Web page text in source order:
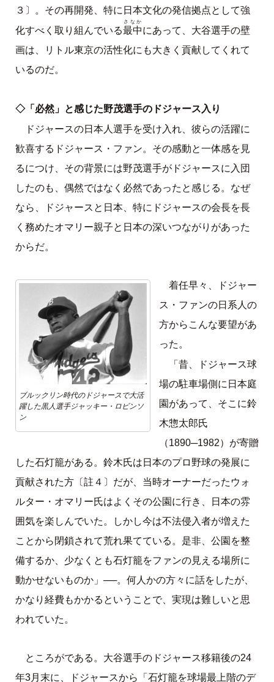
３〕。その再開発、特に日本文化の発信拠点として強
化すべく取り組んでいる最中
さなか
にあって、大谷選手の壁
画は、リトル東京の活性化にも大きく貢献してくれて
いるのだ。
◇「必然」と感じた野茂選手のドジャース入り
ドジャースの日本人選手を受け入れ、彼らの活躍に
歓喜するドジャース・ファン。その感動と一体感を見
るにつけ、その背景には野茂選手がドジャースに入団
したのも、偶然ではなく必然であったと感じる。なぜ
なら、ドジャースと日本、特にドジャースの会長を長
く務めたオマリー親子と日本の深いつながりがあった
からだ。
ブルックリン時代のドジャースで大活
躍した黒人選手ジャッキー・ロビンソ
ン
着任早々、ドジャー
ス・ファンの日系人の
方からこんな要望があ
った。
「昔、ドジャース球
場の駐車場側に日本庭
園があって、そこに鈴
木惣太郎氏
（1890─1982）が寄贈
した石灯籠がある。鈴木氏は日本のプロ野球の発展に
貢献された方〔註４〕だが、当時オーナーだったウォ
ルター・オマリー氏はよくその公園に行き、日本の雰
囲気を楽しんでいた。しかし今は不法侵入者が増えた
ことから閉鎖されて荒れ果てている。是非、公園を整
備するか、少なくとも石灯籠をファンの見える場所に
動かせないものか」──。何人かの方々に話をしたが、
かなり経費もかかるということで、実現は難しいと思
われていた。
ところがである。大谷選手のドジャース移籍後の24
年3月末に、ドジャースから「石灯籠を球場最上階のデ